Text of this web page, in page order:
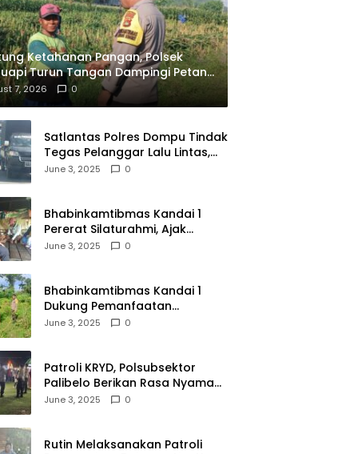
Ketahanan Pangan, Polsek
Turun Tangan Dampingi Petani
Karang Bongkot
7, 2026 0
Satlantas Polres Dompu Tindak
Tegas Pelanggar Lalu Lintas,
Mobil Bodong, dan Kendaraan
June 3, 2025 0
Bhabinkamtibmas Kandai 1
Pererat Silaturahmi, Ajak
Warga Jaga Keamanan
June 3, 2025 0
Bhabinkamtibmas Kandai 1
Dukung Pemanfaatan
Pekarangan untuk Ketahanan
June 3, 2025 0
Patroli KRYD, Polsubsektor
Palibelo Berikan Rasa Nyaman
Bagi Masyarakat dan
June 3, 2025 0
Rutin Melaksanakan Patroli